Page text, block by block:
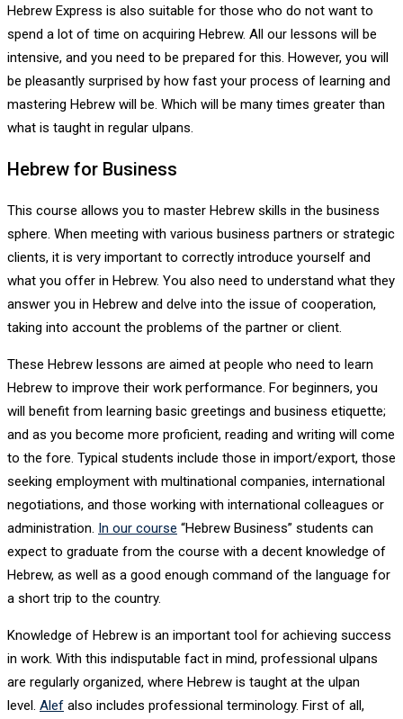
Hebrew Express is also suitable for those who do not want to
spend a lot of time on acquiring Hebrew. All our lessons will be
intensive, and you need to be prepared for this. However, you will
be pleasantly surprised by how fast your process of learning and
mastering Hebrew will be. Which will be many times greater than
what is taught in regular ulpans.
Hebrew for Business
This course allows you to master Hebrew skills in the business
sphere. When meeting with various business partners or strategic
clients, it is very important to correctly introduce yourself and
what you offer in Hebrew. You also need to understand what they
answer you in Hebrew and delve into the issue of cooperation,
taking into account the problems of the partner or client.
These Hebrew lessons are aimed at people who need to learn
Hebrew to improve their work performance. For beginners, you
will benefit from learning basic greetings and business etiquette;
and as you become more proficient, reading and writing will come
to the fore. Typical students include those in import/export, those
seeking employment with multinational companies, international
negotiations, and those working with international colleagues or
administration. In our course “Hebrew Business” students can
expect to graduate from the course with a decent knowledge of
Hebrew, as well as a good enough command of the language for
a short trip to the country.
Knowledge of Hebrew is an important tool for achieving success
in work. With this indisputable fact in mind, professional ulpans
are regularly organized, where Hebrew is taught at the ulpan
level. Alef also includes professional terminology. First of all,